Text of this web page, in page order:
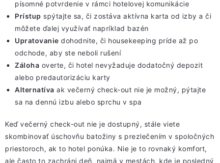
písomné potvrdenie v rámci hotelovej komunikácie
Prístup spýtajte sa, či zostáva aktívna karta od izby a či
môžete ďalej využívať napríklad bazén
Upratovanie dohodnite, či housekeeping príde až po
odchode, aby ste neboli rušení
Záloha overte, či hotel nevyžaduje dodatočný depozit
alebo predautorizáciu karty
Alternatíva ak večerný check-out nie je možný, pýtajte
sa na dennú izbu alebo sprchu v spa
Keď večerný check-out nie je dostupný, stále viete
skombinovať úschovňu batožiny s prezlečením v spoločných
priestoroch, ak to hotel ponúka. Nie je to rovnaký komfort,
ale často to zachráni deň, najmä v mestách, kde je posledný